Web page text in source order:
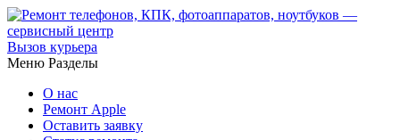
Вызов курьера
Меню Разделы
О нас
Ремонт Apple
Оставить заявку